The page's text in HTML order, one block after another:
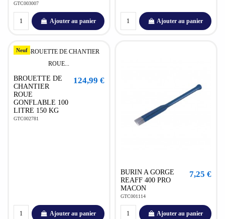
GTC003007
Ajouter au panier Ajouter au panier
Neuf
BROUETTE DE
CHANTIER
ROUE
GONFLABLE 100
LITRE 150 KG
GTC002781
124,99 €
Ajouter au panier
BURIN A GORGE
REAFF 400 PRO
MACON
GTC001114
7,25 €
Ajouter au panier